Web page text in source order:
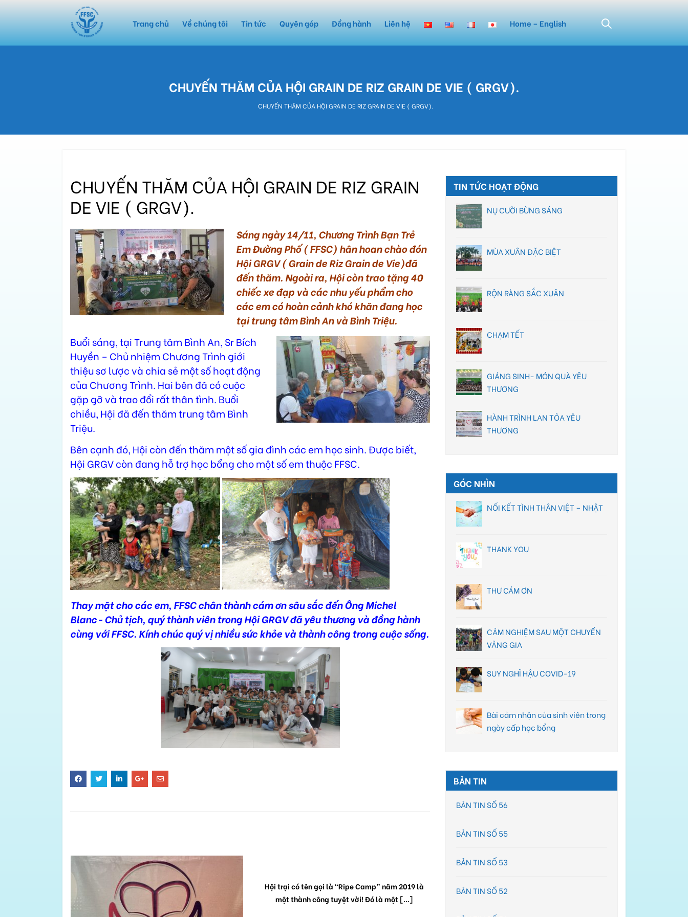
Trang chủ Về chúng tôi Tin tức Quyên góp Đồng hành Liên hệ Home – English
CHUYẾN THĂM CỦA HỘI GRAIN DE RIZ GRAIN DE VIE ( GRGV).
CHUYẾN THĂM CỦA HỘI GRAIN DE RIZ GRAIN DE VIE ( GRGV).
CHUYẾN THĂM CỦA HỘI GRAIN DE RIZ GRAIN
DE VIE ( GRGV).
Sáng ngày 14/11, Chương Trình Bạn Trẻ
Em Đường Phố ( FFSC) hân hoan chào đón
Hội GRGV ( Grain de Riz Grain de Vie)đã
đến thăm. Ngoài ra, Hội còn trao tặng 40
chiếc xe đạp và các nhu yếu phẩm cho
các em có hoàn cảnh khó khăn đang học
tại trung tâm Bình An và Bình Triệu.
Buổi sáng, tại Trung tâm Bình An, Sr Bích
Huyền – Chủ nhiệm Chương Trình giới
thiệu sơ lược và chia sẻ một số hoạt động
của Chương Trình. Hai bên đã có cuộc
gặp gỡ và trao đổi rất thân tình. Buổi
chiều, Hội đã đến thăm trung tâm Bình
Triệu.
Bên cạnh đó, Hội còn đến thăm một số gia đình các em học sinh. Được biết,
Hội GRGV còn đang hỗ trợ học bổng cho một số em thuộc FFSC.
Thay mặt cho các em, FFSC chân thành cám ơn sâu sắc đến Ông Michel
Blanc- Chủ tịch, quý thành viên trong Hội GRGV đã yêu thương và đồng hành
cùng với FFSC. Kính chúc quý vị nhiều sức khỏe và thành công trong cuộc sống.
Hội trại có tên gọi là “Ripe Camp” năm 2019 là
một thành công tuyệt vời! Đó là một […]
TIN TỨC HOẠT ĐỘNG
NỤ CƯỜI BỪNG SÁNG
MÙA XUÂN ĐẶC BIỆT
RỘN RÀNG SẮC XUÂN
CHẠM TẾT
GIÁNG SINH- MÓN QUÀ YÊU
THƯƠNG
HÀNH TRÌNH LAN TỎA YÊU
THƯƠNG
GÓC NHÌN
NỐI KẾT TÌNH THÂN VIỆT – NHẬT
THANK YOU
THƯ CÁM ƠN
CẢM NGHIỆM SAU MỘT CHUYẾN
VÃNG GIA
SUY NGHĨ HẬU COVID-19
Bài cảm nhận của sinh viên trong
ngày cấp học bổng
BẢN TIN
BẢN TIN SỐ 56
BẢN TIN SỐ 55
BẢN TIN SỐ 53
BẢN TIN SỐ 52